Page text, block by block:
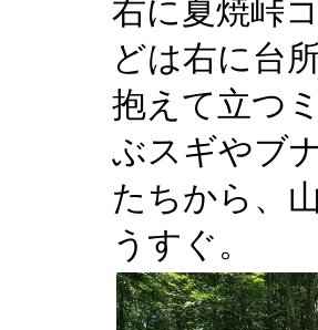
右に夏焼峠
どは右に台
抱えて立つ
ぶスギやブ
たちから、
うすぐ。